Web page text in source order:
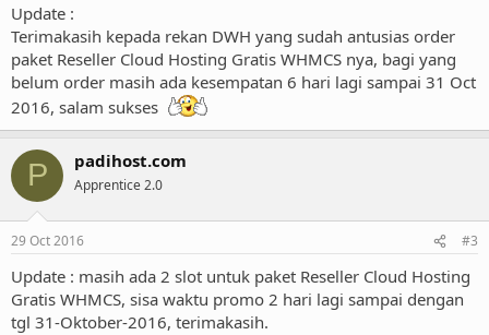
Update :
Terimakasih kepada rekan DWH yang sudah antusias order
paket Reseller Cloud Hosting Gratis WHMCS nya, bagi yang
belum order masih ada kesempatan 6 hari lagi sampai 31 Oct
2016, salam sukses
P padihost.com
Apprentice 2.0
29 Oct 2016 #3
Update : masih ada 2 slot untuk paket Reseller Cloud Hosting
Gratis WHMCS, sisa waktu promo 2 hari lagi sampai dengan
tgl 31-Oktober-2016, terimakasih.